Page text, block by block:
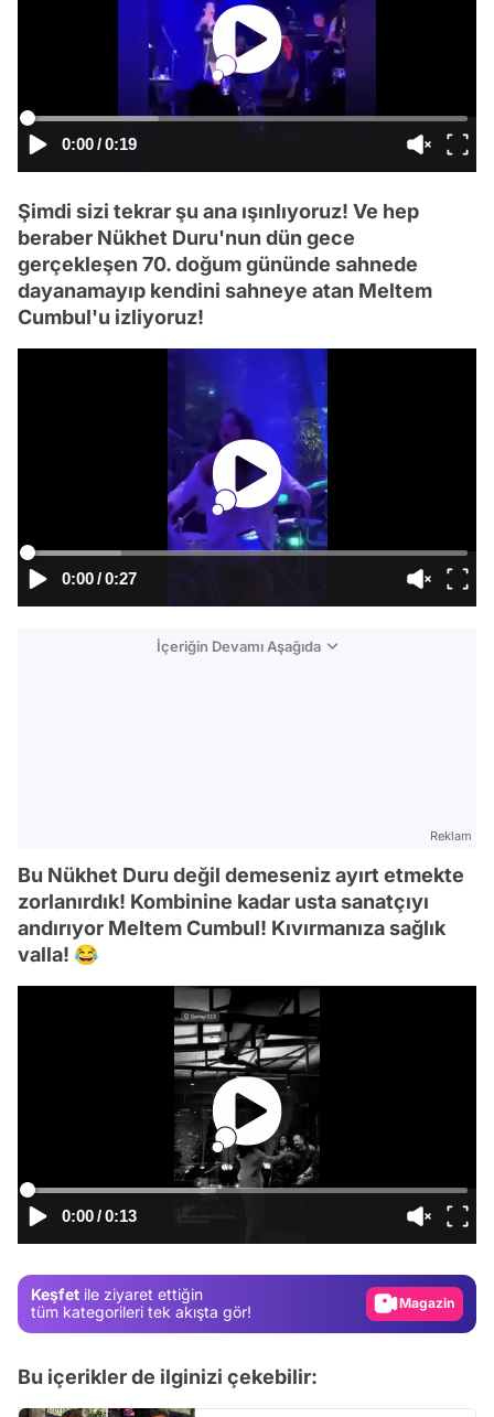
0:00/0:19
Şimdi sizi tekrar şu ana ışınlıyoruz! Ve hep
beraber Nükhet Duru'nun dün gece
gerçekleşen 70. doğum gününde sahnede
dayanamayıp kendini sahneye atan Meltem
Cumbul'u izliyoruz!
0:00/0:27
İçeriğin Devamı Aşağıda
Reklam
Bu Nükhet Duru değil demeseniz ayırt etmekte
zorlanırdık! Kombinine kadar usta sanatçıyı
andırıyor Meltem Cumbul! Kıvırmanıza sağlık
valla! 😂
0:00/0:13
Keşfet ile ziyaret ettiğin
tüm kategorileri tek akışta gör!
Test
Gündem
Video
Bu içerikler de ilginizi çekebilir: